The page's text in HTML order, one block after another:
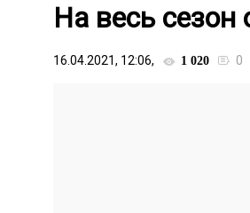
На весь
16.04.2021, 12:06, 1 020 0